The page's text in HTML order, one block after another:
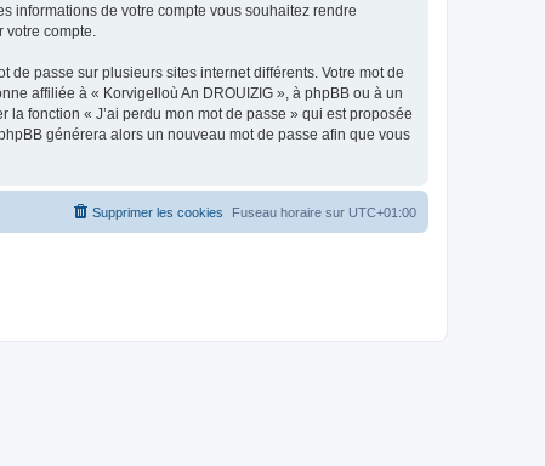
informations de votre compte vous souhaitez rendre
compte.
de passe sur plusieurs sites internet différents. Votre mot de
affiliée à « Korvigelloù An DROUIZIG », à phpBB ou à un
fonction « J’ai perdu mon mot de passe » qui est proposée
générera alors un nouveau mot de passe afin que vous
Fuseau horaire sur UTC+01:00
Supprimer les cookies